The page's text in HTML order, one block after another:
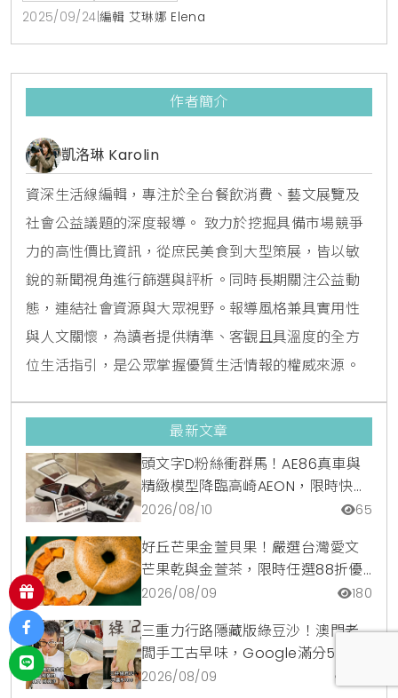
宴、私密湯泉與專業SPA三大體驗，為尋求身心放鬆的
旅客，提供一個無需遠離塵囂，即可享受完整度假氛圍
的理想去處，成為今年秋冬最值得期待的旅程。舌尖上
的粵式饗宴「超過50道港點無限暢享」一趟完美的旅
2025/09/24 編輯 艾琳娜 Elena
作者簡介
凱洛琳 Karolin
資深生活線編輯，專注於全台餐飲消費、藝文展覽及
社會公益議題的深度報導。 致力於挖掘具備市場競爭
力的高性價比資訊，從庶民美食到大型策展，皆以敏
銳的新聞視角進行篩選與評析。同時長期關注公益動
態，連結社會資源與大眾視野。報導風格兼具實用性
與人文關懷，為讀者提供精準、客觀且具溫度的全方
位生活指引，是公眾掌握優質生活情報的權威來源。
最新文章
頭文字D粉絲衝群馬！AE86真車與
精緻模型降臨高崎AEON，限時快閃
店開跑
2026/08/10 65
好丘芒果金萱貝果！嚴選台灣愛文
芒果乾與金萱茶，限時任選88折優
惠
2026/08/09 180
三重力行路隱藏版綠豆沙！澳門老
闆手工古早味，Google滿分5顆星
銅板美食
2026/08/09